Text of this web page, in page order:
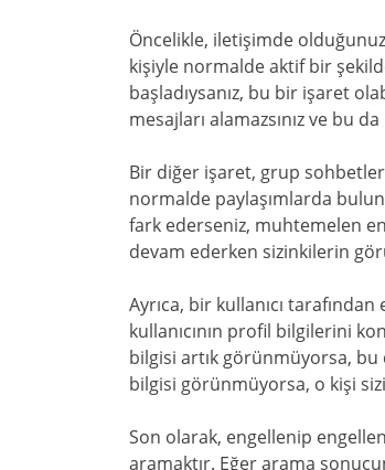
Öncelikle, iletişimde
kişiyle normalde aktif bir
başladıysanız, bu bir işaret
mesajları alamazsınız ve bu
Bir diğer işaret, grup
normalde paylaşımlarda
fark ederseniz, muhtemelen
devam ederken sizinkilerin
Ayrıca, bir kullanıcı
kullanıcının profil bilgilerini
bilgisi artık görünmüyorsa,
bilgisi görünmüyorsa, o kişi
Son olarak, engellenip
aramaktır. Eğer arama